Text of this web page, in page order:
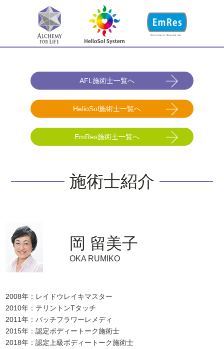
AFL施術士一覧へ
HelioSol施術士一覧へ
EmRes施術士一覧へ
施術士紹介
岡 留美子
OKA RUMIKO
2008年：レイドウレイキマスター
​​2010年：テリントンTタッチ
​​2011年：バッチフラワーレメディ
​​2015年：認定ボディートーク施術士
​​2018年：認定上級ボディートーク施術士